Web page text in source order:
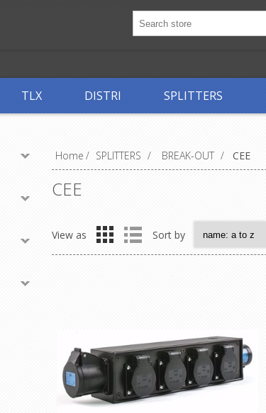
TLX DISTRI SPLITTERS
Home / SPLITTERS / BREAK-OUT / CEE
CEE
View as Sort by